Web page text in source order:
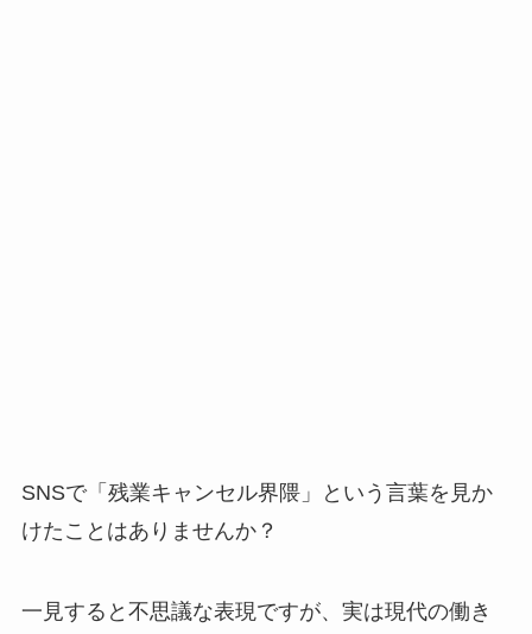
SNSで「残業キャンセル界隈」という言葉を見か
けたことはありませんか？
一見すると不思議な表現ですが、実は現代の働き